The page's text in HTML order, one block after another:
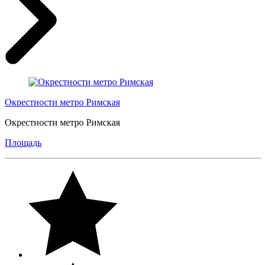
Окрестности метро Римская
Окрестности метро Римская
Площадь